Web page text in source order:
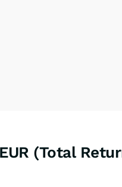
(Total